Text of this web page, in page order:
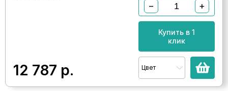
12 787 р.
− +
Купить в 1
клик
Цвет